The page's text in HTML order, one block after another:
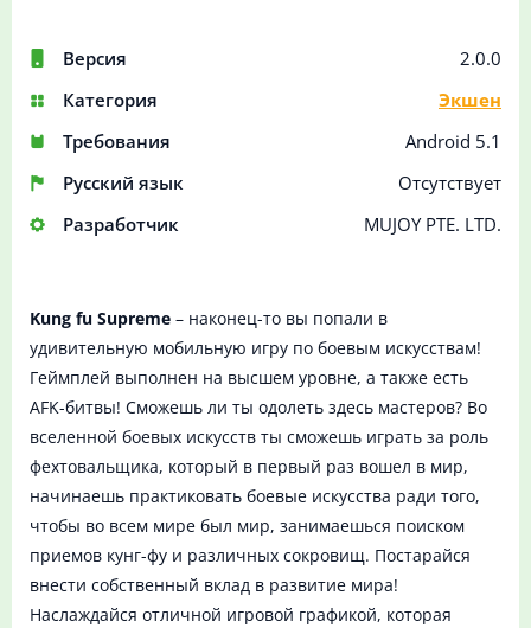
Версия
2.0.0
Категория
Экшен
Требования
Android 5.1
Русский язык
Отсутствует
Разработчик
MUJOY PTE. LTD.
Kung fu Supreme – наконец-то вы попали в
удивительную мобильную игру по боевым искусствам!
Геймплей выполнен на высшем уровне, а также есть
AFK-битвы! Сможешь ли ты одолеть здесь мастеров? Во
вселенной боевых искусств ты сможешь играть за роль
фехтовальщика, который в первый раз вошел в мир,
начинаешь практиковать боевые искусства ради того,
чтобы во всем мире был мир, занимаешься поиском
приемов кунг-фу и различных сокровищ. Постарайся
внести собственный вклад в развитие мира!
Наслаждайся отличной игровой графикой, которая